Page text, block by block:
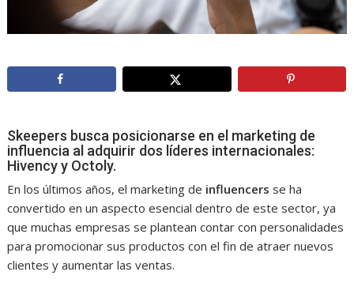
Skeepers busca posicionarse en el marketing de
influencia al adquirir dos líderes internacionales:
Hivency y Octoly.
En los últimos años, el marketing de influencers se ha
convertido en un aspecto esencial dentro de este sector, ya
que muchas empresas se plantean contar con personalidades
para promocionar sus productos con el fin de atraer nuevos
clientes y aumentar las ventas.